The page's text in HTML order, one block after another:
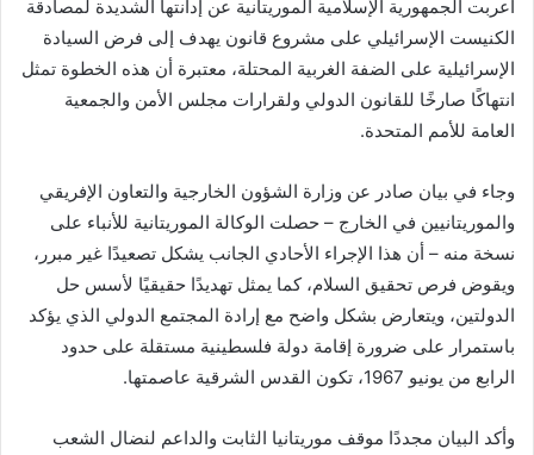
أعربت الجمهورية الإسلامية الموريتانية عن إدانتها الشديدة لمصادقة
الكنيست الإسرائيلي على مشروع قانون يهدف إلى فرض السيادة
الإسرائيلية على الضفة الغربية المحتلة، معتبرة أن هذه الخطوة تمثل
انتهاكًا صارخًا للقانون الدولي ولقرارات مجلس الأمن والجمعية
العامة للأمم المتحدة.
وجاء في بيان صادر عن وزارة الشؤون الخارجية والتعاون الإفريقي
والموريتانيين في الخارج – حصلت الوكالة الموريتانية للأنباء على
نسخة منه – أن هذا الإجراء الأحادي الجانب يشكل تصعيدًا غير مبرر،
ويقوض فرص تحقيق السلام، كما يمثل تهديدًا حقيقيًا لأسس حل
الدولتين، ويتعارض بشكل واضح مع إرادة المجتمع الدولي الذي يؤكد
باستمرار على ضرورة إقامة دولة فلسطينية مستقلة على حدود
الرابع من يونيو 1967، تكون القدس الشرقية عاصمتها.
وأكد البيان مجددًا موقف موريتانيا الثابت والداعم لنضال الشعب